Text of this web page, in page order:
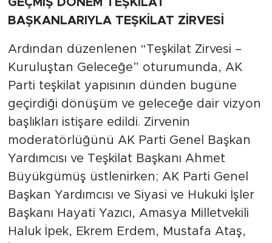
GEÇMİŞ DÖNEM TEŞKİLAT
BAŞKANLARIYLA TEŞKİLAT ZİRVESİ
Ardından düzenlenen “Teşkilat Zirvesi –
Kuruluştan Geleceğe” oturumunda, AK
Parti teşkilat yapısının dünden bugüne
geçirdiği dönüşüm ve geleceğe dair vizyon
başlıkları istişare edildi. Zirvenin
moderatörlüğünü AK Parti Genel Başkan
Yardımcısı ve Teşkilat Başkanı Ahmet
Büyükgümüş üstlenirken; AK Parti Genel
Başkan Yardımcısı ve Siyasi ve Hukuki İşler
Başkanı Hayati Yazıcı, Amasya Milletvekili
Haluk İpek, Ekrem Erdem, Mustafa Ataş,